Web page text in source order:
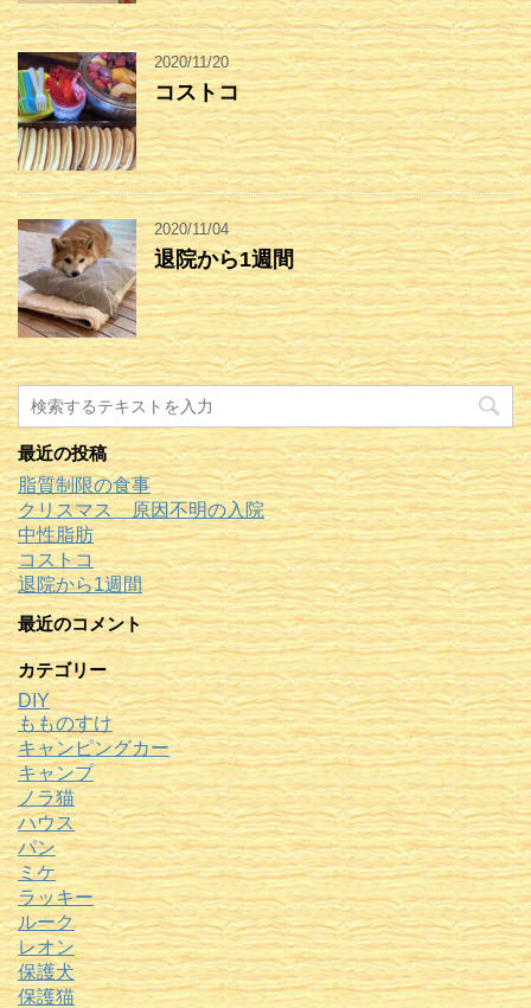
2020/11/20
コストコ
2020/11/04
退院から1週間
最近の投稿
脂質制限の食事
クリスマス 原因不明の入院
中性脂肪
コストコ
退院から1週間
最近のコメント
カテゴリー
DIY
もものすけ
キャンピングカー
キャンプ
ノラ猫
ハウス
パン
ミケ
ラッキー
ルーク
レオン
保護犬
保護猫